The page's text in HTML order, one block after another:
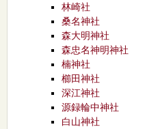
林崎社
桑名神社
森大明神社
森忠名神明神社
楠神社
櫛田神社
深江神社
源録輪中神社
白山神社